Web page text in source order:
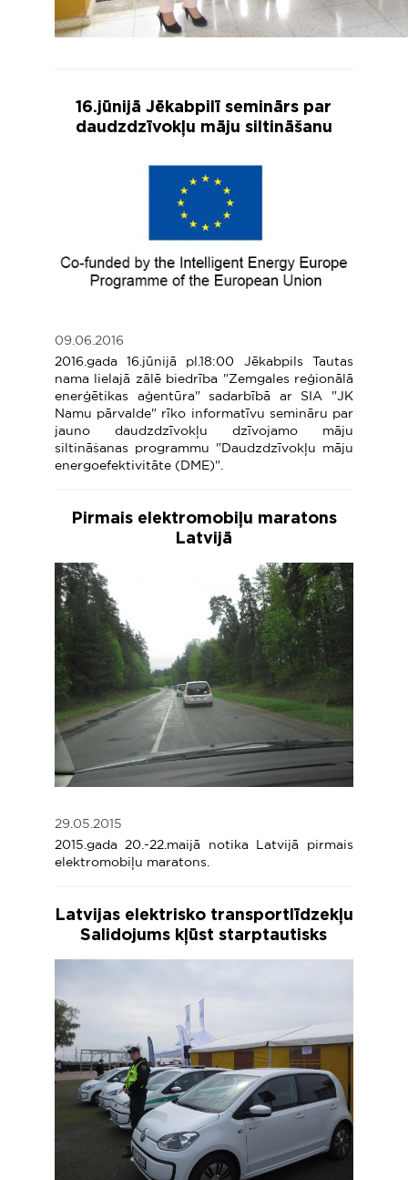
16.jūnijā Jēkabpilī seminārs par
daudzdzīvokļu māju siltināšanu
09.06.2016
2016.gada 16.jūnijā pl.18:00 Jēkabpils Tautas
nama lielajā zālē biedrība "Zemgales reģionālā
enerģētikas aģentūra" sadarbībā ar SIA "JK
Namu pārvalde" rīko informatīvu semināru par
jauno daudzdzīvokļu dzīvojamo māju
siltināšanas programmu "Daudzdzīvokļu māju
energoefektivitāte (DME)".
Pirmais elektromobiļu maratons
Latvijā
29.05.2015
2015.gada 20.-22.maijā notika Latvijā pirmais
elektromobiļu maratons.
Latvijas elektrisko transportlīdzekļu
Salidojums kļūst starptautisks